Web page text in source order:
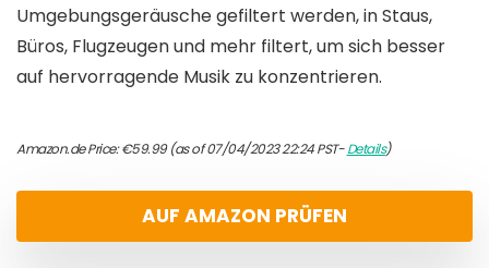
Umgebungsgeräusche gefiltert werden, in Staus,
Büros, Flugzeugen und mehr filtert, um sich besser
auf hervorragende Musik zu konzentrieren.
Amazon.de Price:€59.99(as of 07/04/2023 22:24 PST-Details)
AUF AMAZON PRÜFEN